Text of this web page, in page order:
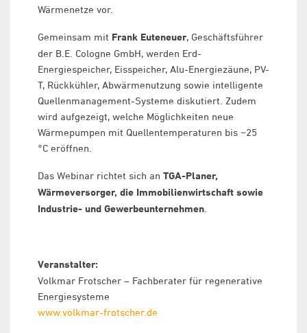
Wärmenetze vor.
Gemeinsam mit Frank Euteneuer, Geschäftsführer
der B.E. Cologne GmbH, werden Erd-
Energiespeicher, Eisspeicher, Alu-Energiezäune, PV-
T, Rückkühler, Abwärmenutzung sowie intelligente
Quellenmanagement-Systeme diskutiert. Zudem
wird aufgezeigt, welche Möglichkeiten neue
Wärmepumpen mit Quellentemperaturen bis −25
°C eröffnen.
Das Webinar richtet sich an TGA-Planer,
Wärmeversorger, die Immobilienwirtschaft sowie
Industrie- und Gewerbeunternehmen
Veranstalter:
Volkmar Frotscher – Fachberater für regenerative
Energiesysteme
www.volkmar-frotscher.de